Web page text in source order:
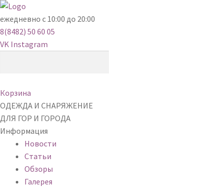
ежедневно с 10:00 до 20:00
8(8482) 50 60 05
VK Instagram
Корзина
ОДЕЖДА И СНАРЯЖЕНИЕ
ДЛЯ ГОР И ГОРОДА
Информация
Новости
Статьи
Обзоры
Галерея